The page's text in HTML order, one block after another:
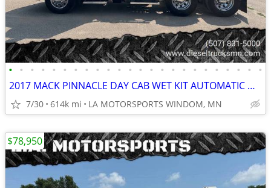
• • • • • • • • • • • • • • • • • • • • • • • •
2017 MACK PINNACLE DAY CAB WET KIT AUTOMATIC MP8 613K MILES CLEAN RIG
7/30 614k mi LA MOTORSPORTS WINDOM, MN
$78,950